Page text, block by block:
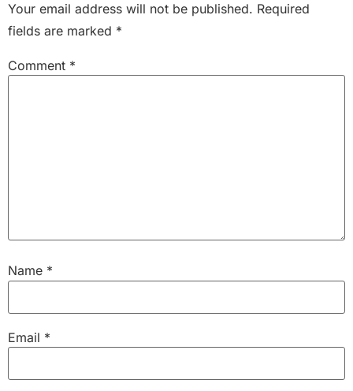
Your email address will not be published. Required
fields are marked *
Comment *
Name *
Email *